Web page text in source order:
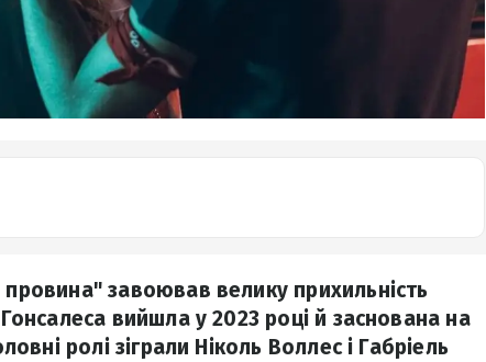
завоював велику прихильність
вийшла у 2023 році й заснована на
ролі зіграли Ніколь Воллес і Габріель